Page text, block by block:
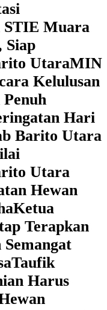
STIE Muara
Siap
UtaraMIN
Kelulusan
Hari
Barito Utara
Utara
Hewan
Ketua
Terapkan
Taufik
Harus